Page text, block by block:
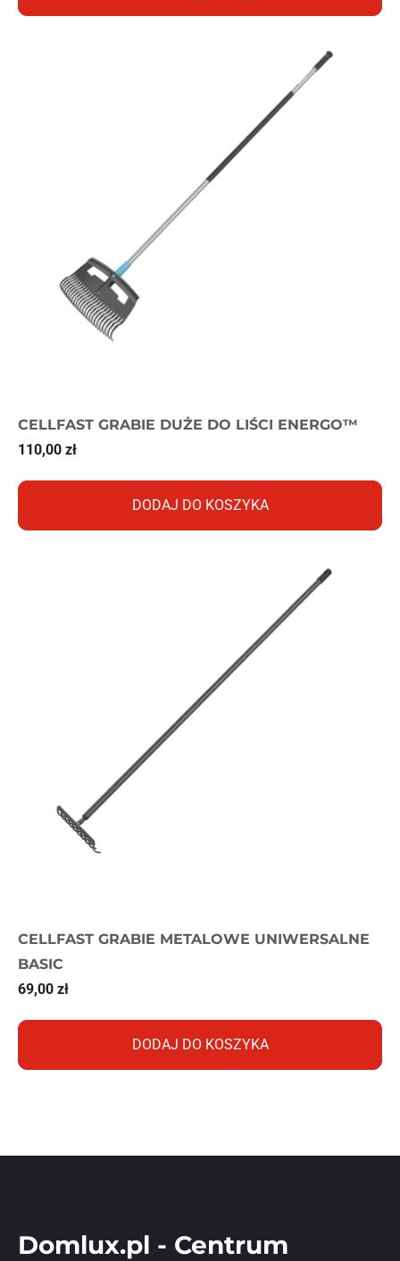
CELLFAST GRABIE DUŻE DO LIŚCI ENERGO™
110,00 zł
DODAJ DO KOSZYKA
CELLFAST GRABIE METALOWE UNIWERSALNE
BASIC
69,00 zł
DODAJ DO KOSZYKA
Domlux.pl - Centrum